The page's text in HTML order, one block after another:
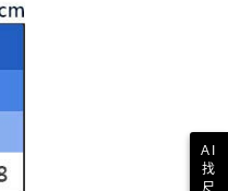
AI
找
尺